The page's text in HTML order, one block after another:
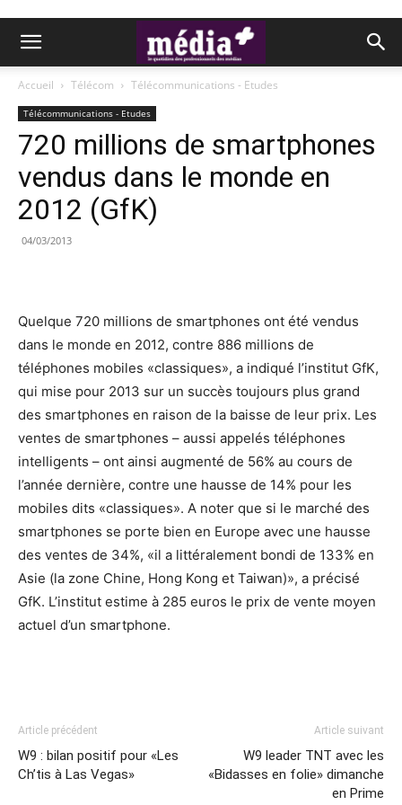
Accueil Télécom Télécommunications - Etudes
Télécommunications - Etudes
720 millions de smartphones
vendus dans le monde en
2012 (GfK)
04/03/2013
Quelque 720 millions de smartphones ont été vendus
dans le monde en 2012, contre 886 millions de
téléphones mobiles «classiques», a indiqué l’institut GfK,
qui mise pour 2013 sur un succès toujours plus grand
des smartphones en raison de la baisse de leur prix. Les
ventes de smartphones – aussi appelés téléphones
intelligents – ont ainsi augmenté de 56% au cours de
l’année dernière, contre une hausse de 14% pour les
mobiles dits «classiques». A noter que si le marché des
smartphones se porte bien en Europe avec une hausse
des ventes de 34%, «il a littéralement bondi de 133% en
Asie (la zone Chine, Hong Kong et Taiwan)», a précisé
GfK. L’institut estime à 285 euros le prix de vente moyen
actuel d’un smartphone.
Article précédent
W9 : bilan positif pour «Les
Ch’tis à Las Vegas»
Article suivant
W9 leader TNT avec les
«Bidasses en folie» dimanche
en Prime